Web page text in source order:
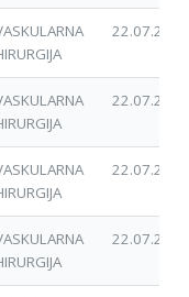
22.07.2025
22.07.2025
22.07.2025
22.07.2025